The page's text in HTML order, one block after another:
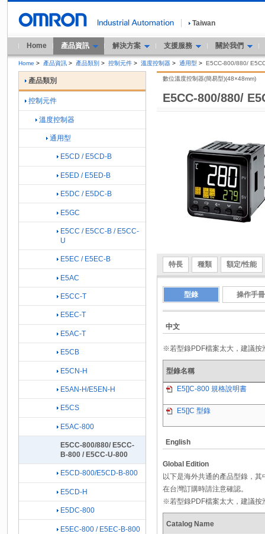
Taiwan
Home 產品資訊 解決方案 支援服務 關於我們
Home > 產品資訊 > 產品類別 > 控制元件 > 溫度控制器 > 通用型 > E5CC-800/880/
E5CC-800/880/
數位溫度控制器(簡易型)(48×48mm)
特長 種類 額定/性能
型錄 操作手冊
中文
※若型錄PDF檔案太大，建議按
型錄名稱
E5[]C-800 規格說明書
E5[]C 型錄
English
Global Edition
以下是海外共通的產品型錄，
在台灣訂購時請注意確認。
※若型錄PDF檔案太大，建議按
Catalog Name
產品類別
控制元件
溫度控制器
通用型
E5CD / E5CD-B
E5ED / E5ED-B
E5DC / E5DC-B
E5GC
E5CC / E5CC-B / E5CC-
U
E5EC / E5EC-B
E5AC
E5CC-T
E5EC-T
E5AC-T
E5CB
E5CN-H
E5AN-H/E5EN-H
E5CS
E5AC-800
E5CC-800/880/ E5CC-
B-800 / E5CC-U-800
E5CD-800/E5CD-B-800
E5CD-H
E5DC-800
E5EC-800 / E5EC-B-800